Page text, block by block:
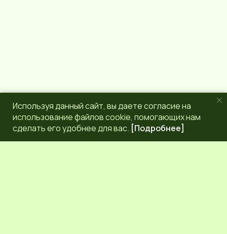
Используя данный сайт, вы даете согласие на
использование файлов cookie, помогающих нам
сделать его удобнее для вас. [Подробнее]